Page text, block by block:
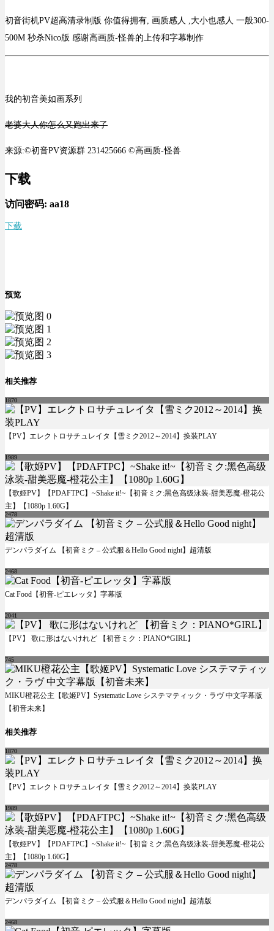
初音街机PV超高清录制版 你值得拥有, 画质感人 ,大小也感人 一般300-
500M 秒杀Nico版 感谢高画质-怪兽的上传和字幕制作
我的初音美如画系列
老婆大人你怎么又跑出来了
来源:©初音PV资源群 231425666 ©高画质-怪兽
下载
访问密码: aa18
下载
预览
相关推荐
1870
【PV】エレクトロサチュレイタ【雪ミク2012～2014】换装PLAY
1989
【歌姬PV】【PDAFTPC】~Shake it!~【初音ミク:黑色高级泳装-甜美恶魔-橙花公
主】【1080p 1.60G】
2478
デンパラダイム 【初音ミク – 公式服＆Hello Good night】超清版
2468
Cat Food【初音-ピエレッタ】字幕版
2041
【PV】 歌に形はないけれど 【初音ミク：PIANO*GIRL】
745
MIKU橙花公主【歌姬PV】Systematic Love システマティック・ラヴ 中文字幕版
【初音未来】
相关推荐
1870
【PV】エレクトロサチュレイタ【雪ミク2012～2014】换装PLAY
1989
【歌姬PV】【PDAFTPC】~Shake it!~【初音ミク:黑色高级泳装-甜美恶魔-橙花公
主】【1080p 1.60G】
2478
デンパラダイム 【初音ミク – 公式服＆Hello Good night】超清版
2468